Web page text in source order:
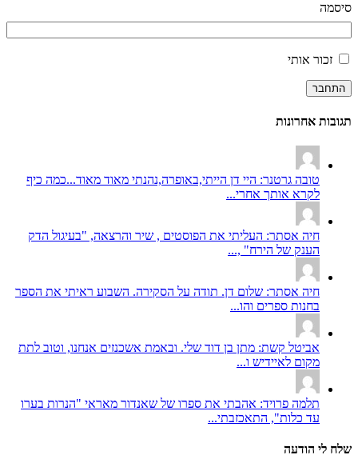
סיסמה
זכור אותי
התחבר
תגובות אחרונות
טובה גרטנר: היי דן הייתי,באופרה,נהנתי מאוד מאוד...כמה כיף
לקרא אותך אחרי...
חיה אסתר: העליתי את הפוסטים , שיר והרצאה, "בעיגול הדק
הענק של הירח" ,...
חיה אסתר: שלום דן. תודה על הסקירה. השבוע ראיתי את הספר
בחנות ספרים והו...
אביטל קשת: מתן בן דוד שלי. ובאמת אשכנזים אנחנו, וטוב לתת
מקום לאיידיש ו...
תלמה פרויד: אהבתי את ספרו של שאנדור מאראי "הנרות בערו
עד כלות", התאכזבתי...
שלח לי הודעה